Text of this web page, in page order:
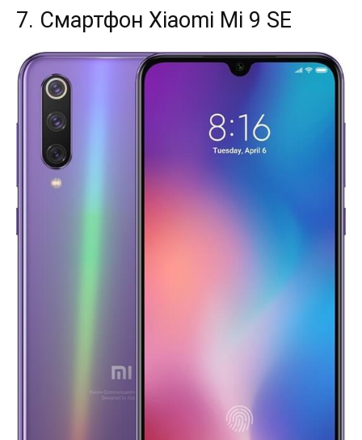
7. Смартфон Xiaomi Mi 9 SE